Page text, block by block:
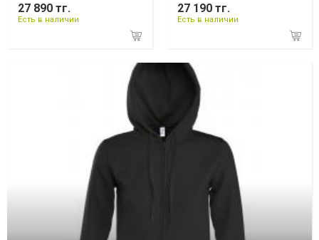
27 890 тг.
Есть в наличии
27 190 тг.
Есть в наличии